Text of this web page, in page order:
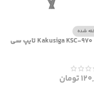
شده
تومان